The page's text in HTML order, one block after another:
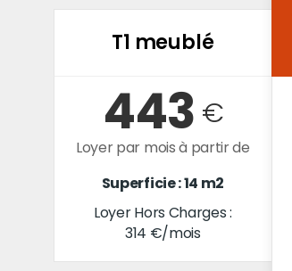
T1 meublé
443 €
Loyer par mois à partir de
Superficie : 14 m2
Loyer Hors Charges :
314 €/mois